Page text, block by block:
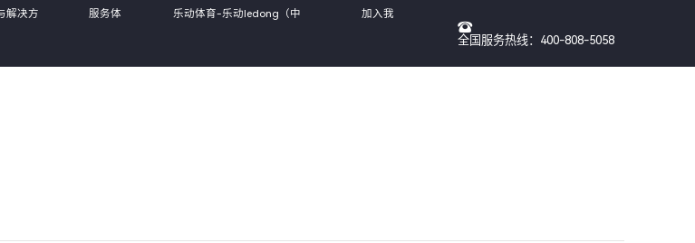
解决方 服务体 乐动体育-乐动ledong（中 加入我
全国服务热线：400-808-5058